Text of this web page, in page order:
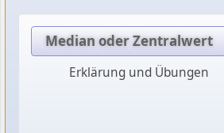
Median oder Zentralwert
Erklärung und Übungen